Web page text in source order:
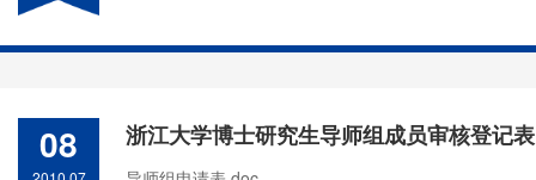
08 浙江大学博士研究生导师组成员审核登记表